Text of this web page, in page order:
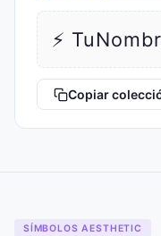
⚡
Copiar
SÍMBOLOS AESTHETIC